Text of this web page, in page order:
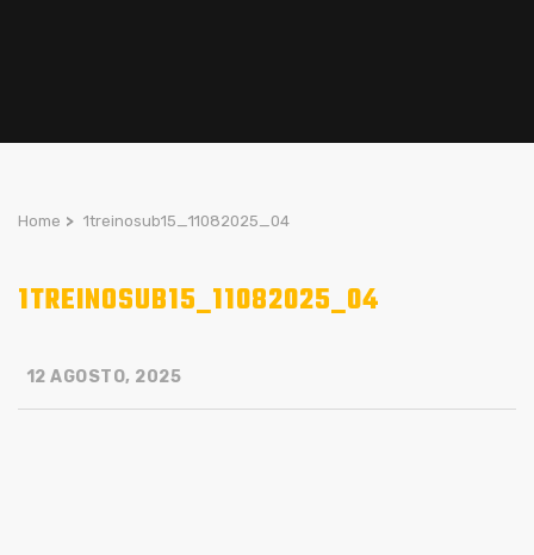
Home > 1treinosub15_11082025_04
1TREINOSUB15_11082025_04
12 AGOSTO, 2025